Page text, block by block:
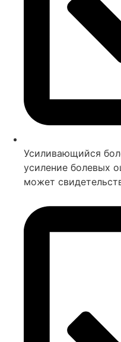
Усиливающийся
усиление болевых
может